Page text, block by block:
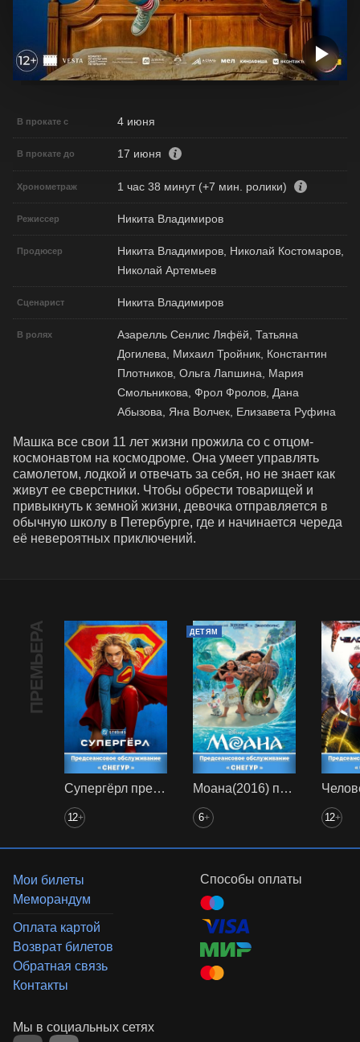
В прокате с 4 июня
В прокате до 17 июня
Хронометраж 1 час 38 минут (+7 мин. ролики)
Режиссер Никита Владимиров
Продюсер
Никита Владимиров, Николай Костомаров,
Николай Артемьев
Сценарист Никита Владимиров
В ролях
Азарелль Сенлис Ляфёй, Татьяна
Догилева, Михаил Тройник, Константин
Плотников, Ольга Лапшина, Мария
Смольникова, Фрол Фролов, Дана
Абызова, Яна Волчек, Елизавета Руфина
Машка все свои 11 лет жизни прожила со с отцом-
космонавтом на космодроме. Она умеет управлять
самолетом, лодкой и отвечать за себя, но не знает как
живут ее сверстники. Чтобы обрести товарищей и
привыкнуть к земной жизни, девочка отправляется в
обычную школу в Петербурге, где и начинается череда
её невероятных приключений.
ПРЕМЬЕРА
Супергёрл предс. обсл. Снегур
12+
ДЕТЯМ
Моана(2016) предс. обсл. Снегур
6+ 12+
Мои билеты
Меморандум
Оплата картой
Возврат билетов
Обратная связь
Контакты
Способы оплаты